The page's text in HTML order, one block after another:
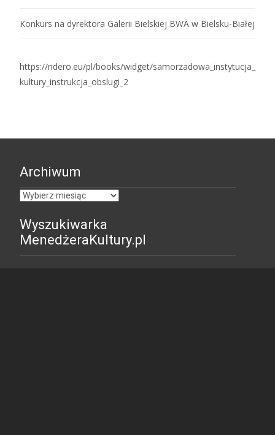
Konkurs na dyrektora Galerii Bielskiej BWA w Bielsku-Białej
https://ridero.eu/pl/books/widget/samorzadowa_instytucja_
kultury_instrukcja_obslugi_2
Archiwum
Archiwum
Wyszukiwarka
MenedżeraKultury.pl